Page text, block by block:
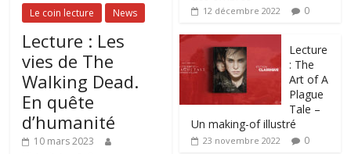
Le coin lecture News
Lecture : Les
vies de The
Walking Dead.
En quête
d’humanité
10 mars 2023
12 décembre 2022 0
Lecture
: The
Art of A
Plague
Tale –
Un making-of illustré
23 novembre 2022 0